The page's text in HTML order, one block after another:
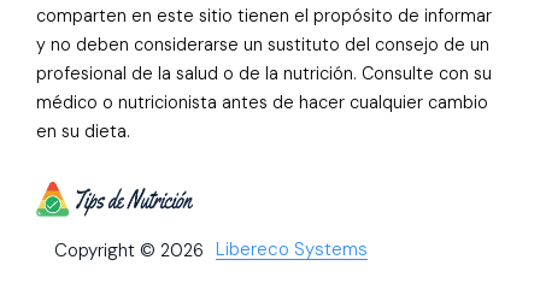
comparten en este sitio tienen el propósito de informar
y no deben considerarse un sustituto del consejo de un
profesional de la salud o de la nutrición. Consulte con su
médico o nutricionista antes de hacer cualquier cambio
en su dieta.
Copyright © 2026 Libereco Systems